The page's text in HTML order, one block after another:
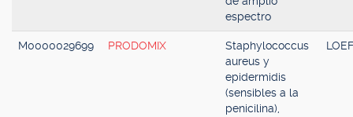
espectro
M0000029699 PRODOMIX
Staphylococcus
aureus y
epidermidis
(sensibles a la
penicilina),